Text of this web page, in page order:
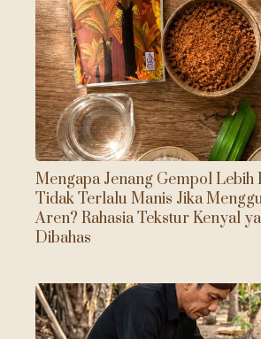
Mengapa Jenang Gempol
Tidak Terlalu Manis Jika
Aren? Rahasia Tekstur Kenyal
Dibahas